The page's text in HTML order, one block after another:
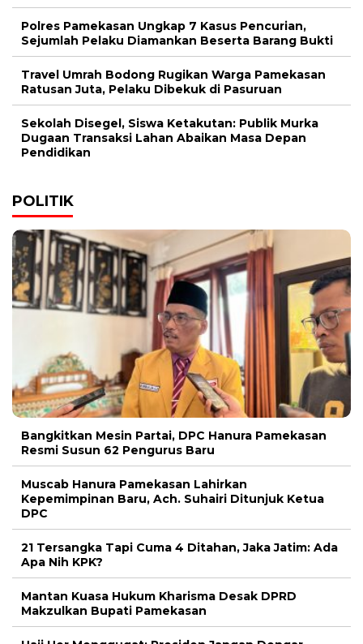
Polres Pamekasan Ungkap 7 Kasus Pencurian,
Sejumlah Pelaku Diamankan Beserta Barang Bukti
Travel Umrah Bodong Rugikan Warga Pamekasan
Ratusan Juta, Pelaku Dibekuk di Pasuruan
Sekolah Disegel, Siswa Ketakutan: Publik Murka
Dugaan Transaksi Lahan Abaikan Masa Depan
Pendidikan
POLITIK
Bangkitkan Mesin Partai, DPC Hanura Pamekasan
Resmi Susun 62 Pengurus Baru
Muscab Hanura Pamekasan Lahirkan
Kepemimpinan Baru, Ach. Suhairi Ditunjuk Ketua
DPC
21 Tersangka Tapi Cuma 4 Ditahan, Jaka Jatim: Ada
Apa Nih KPK?
Mantan Kuasa Hukum Kharisma Desak DPRD
Makzulkan Bupati Pamekasan